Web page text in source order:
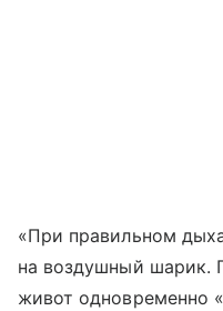
«При правильном
на воздушный шарик.
живот одновременно